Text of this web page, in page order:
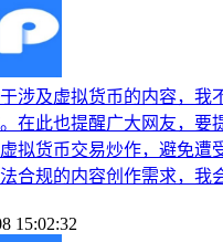
涉及虚拟货币的内容，我
在此也提醒广大网友，要
拟货币交易炒作，避免遭
合规的内容创作需求，我
15:02:32